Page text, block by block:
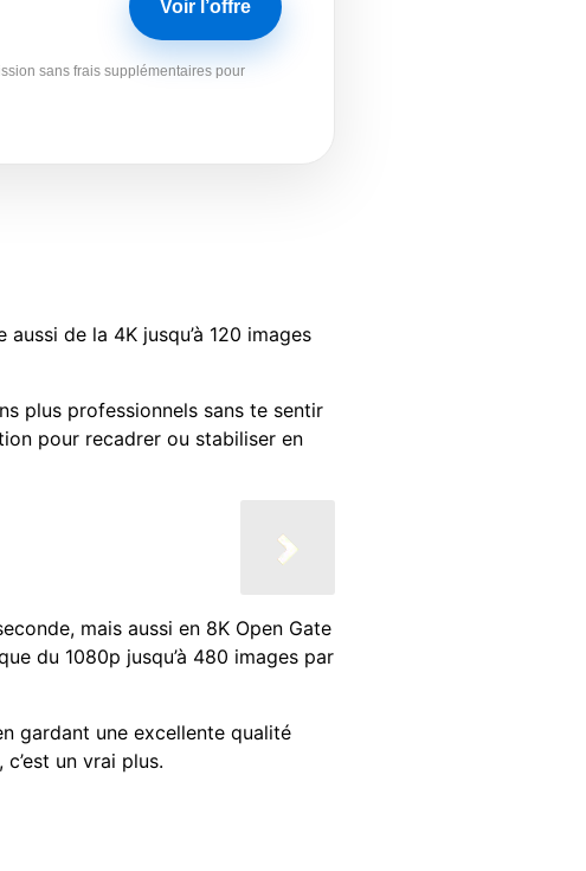
Voir l’offre
sans frais supplémentaires pour
de la 4K jusqu’à 120 images
plus professionnels sans te sentir
pour recadrer ou stabiliser en
mais aussi en 8K Open Gate
du 1080p jusqu’à 480 images par
gardant une excellente qualité
un vrai plus.